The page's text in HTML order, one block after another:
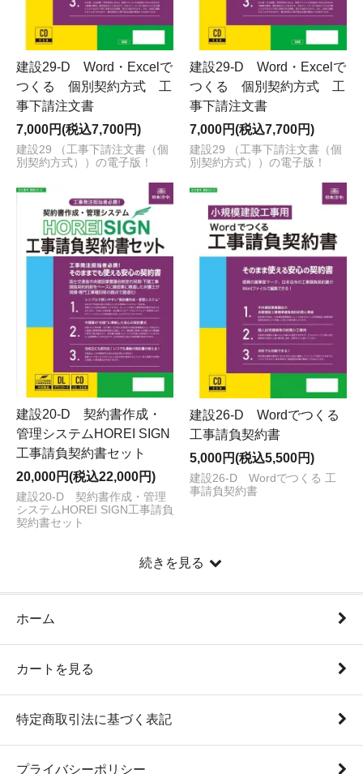
建設29-D Word・Excelで
つくる 個別契約方式 工
事下請注文書
7,000円(税込7,700円)
建設29 （工事下請注文書（個
別契約方式））の電子版！
建設29-D Word・Excelで
つくる 個別契約方式 工
事下請注文書
7,000円(税込7,700円)
建設29 （工事下請注文書（個
別契約方式））の電子版！
建設20-D 契約書作成・
管理システムHOREI SIGN
工事請負契約書セット
20,000円(税込22,000円)
建設20-D 契約書作成・管理
システムHOREI SIGN工事請負
契約書セット
建設26-D Wordでつくる
工事請負契約書
5,000円(税込5,500円)
建設26-D Wordでつくる 工
事請負契約書
続きを見る
ホーム
カートを見る
特定商取引法に基づく表記
プライバシーポリシー